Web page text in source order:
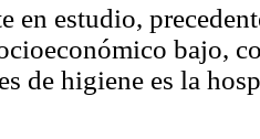
en estudio,
bajo,
de higiene es la